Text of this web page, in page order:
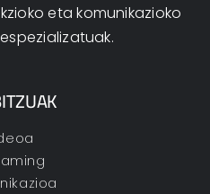
eta komunikazioko